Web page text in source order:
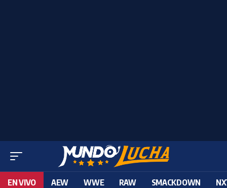
EN VIVO AEW WWE RAW SMACKDOWN